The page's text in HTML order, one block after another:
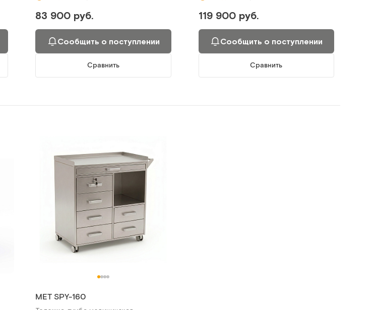
83 900 руб.
Сообщить о поступлении
Сравнить
119 900 руб.
Сообщить о поступлении
Сравнить
МЕТ SPY-160